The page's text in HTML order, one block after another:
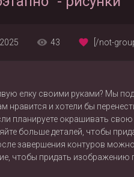
43 [/not-
елку своими руками? Мы
нравится и хотели бы
планируете окрашивать
больше деталей, чтобы
завершения контуров
чтобы придать изображению